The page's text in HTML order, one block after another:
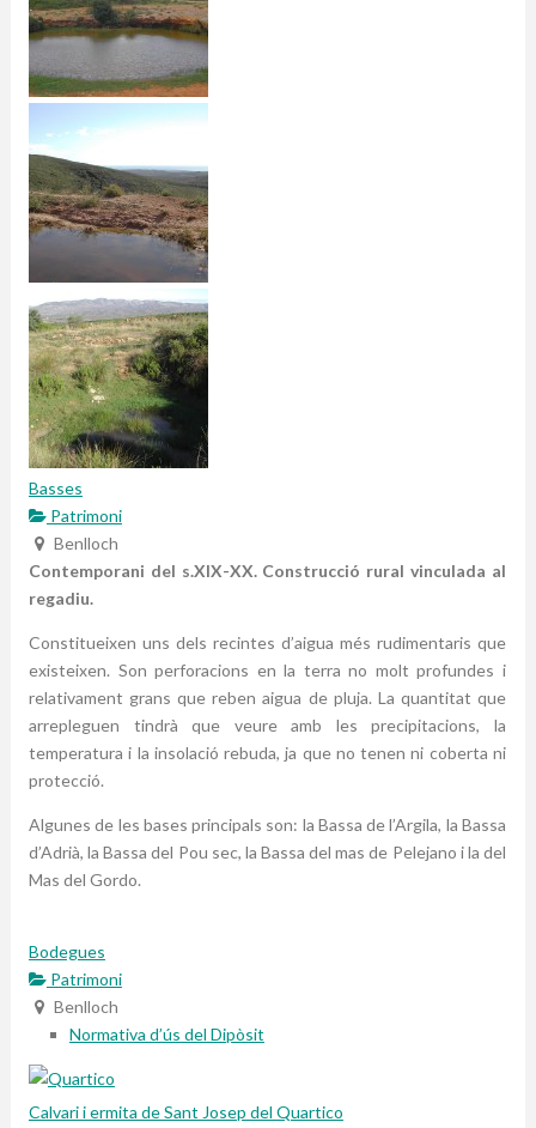
Basses
Patrimoni
Benlloch
Contemporani del s.XIX-XX. Construcció rural vinculada al
regadiu.
Constitueixen uns dels recintes d’aigua més rudimentaris que
existeixen. Son perforacions en la terra no molt profundes i
relativament grans que reben aigua de pluja. La quantitat que
arrepleguen tindrà que veure amb les precipitacions, la
temperatura i la insolació rebuda, ja que no tenen ni coberta ni
protecció.
Algunes de les bases principals son: la Bassa de l’Argila, la Bassa
d’Adrià, la Bassa del Pou sec, la Bassa del mas de Pelejano i la del
Mas del Gordo.
Bodegues
Patrimoni
Benlloch
Normativa d’ús del Dipòsit
Calvari i ermita de Sant Josep del Quartico